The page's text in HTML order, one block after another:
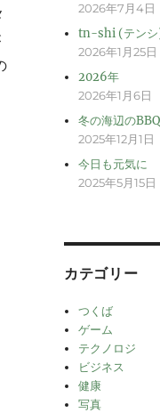
2026年7月4日
tn-shi (テンシ
2026年1月25日
2026年
2026年1月6日
冬の海辺のBBQ
2025年12月1日
今日も元気に
2025年5月15日
カテゴリー
つくば
ゲーム
テクノロジ
ビジネス
健康
写真